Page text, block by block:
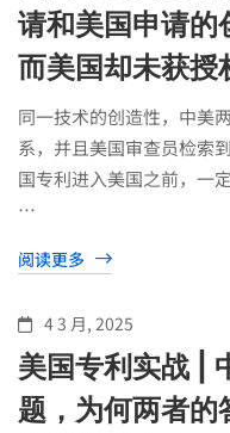
请和美国申请的
而美国却未获授
同一技术的创造性，中美
系，并且美国审查员检索
国专利进入美国之前，一
…
阅读更多
4 3 月, 2025
美国专利实战 |
题，为何两者